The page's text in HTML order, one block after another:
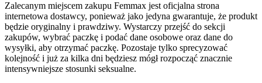
Zalecanym miejscem zakupu Femmax jest oficjalna strona
internetowa dostawcy, ponieważ jako jedyna gwarantuje, że produkt
będzie oryginalny i prawdziwy. Wystarczy przejść do sekcji
zakupów, wybrać paczkę i podać dane osobowe oraz dane do
wysyłki, aby otrzymać paczkę. Pozostaje tylko sprecyzować
kolejność i już za kilka dni będziesz mógł rozpocząć znacznie
intensywniejsze stosunki seksualne.